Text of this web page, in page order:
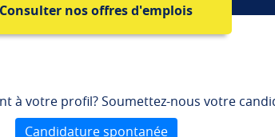
Consulter nos offres d'emplois
à votre profil? Soumettez-nous votre
Candidature spontanée